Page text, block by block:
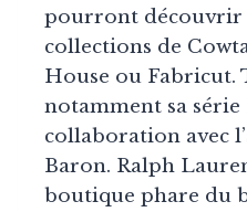
pourront découvrir
collections de
House ou Fabricut.
notamment sa
collaboration avec
Baron. Ralph
boutique phare du